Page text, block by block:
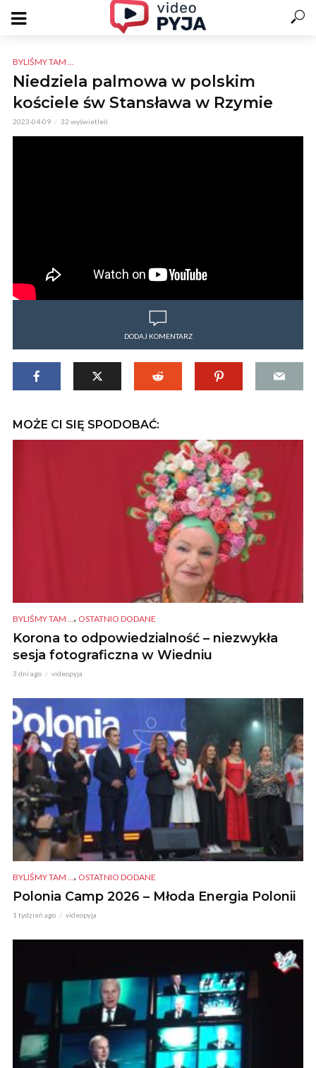
BYLIŚMY TAM ...
Niedziela palmowa w polskim
kościele św Stansława w Rzymie
2023-04-09 32 wyświetleń
DODAJ KOMENTARZ
MOŻE CI SIĘ SPODOBAĆ:
BYLIŚMY TAM ... , OSTATNIO DODANE
Korona to odpowiedzialność – niezwykła
sesja fotograficzna w Wiedniu
3 dni ago videopyja
BYLIŚMY TAM ... , OSTATNIO DODANE
Polonia Camp 2026 – Młoda Energia Polonii
1 tydzień ago videopyja